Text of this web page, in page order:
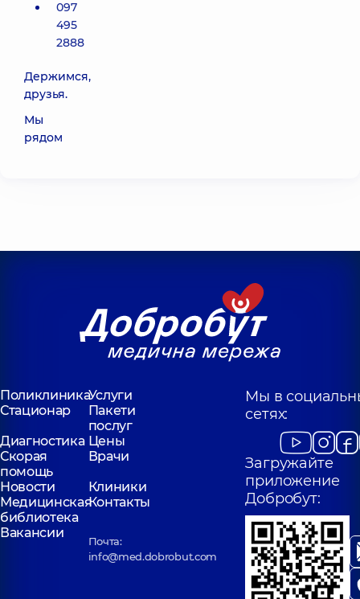
097
495
2888
Держимся,
друзья.
Мы
рядом
ПоликлиникаУслуги
Стационар
Пакети
послуг
Диагностика Цены
Скорая
помощь
Врачи
Новости
Клиники
Медицинская
библиотека
Контакты
Вакансии
Почта:
info@med.dobrobut.com
Мы в
сетях:
Загружайте
приложение
Добробут: